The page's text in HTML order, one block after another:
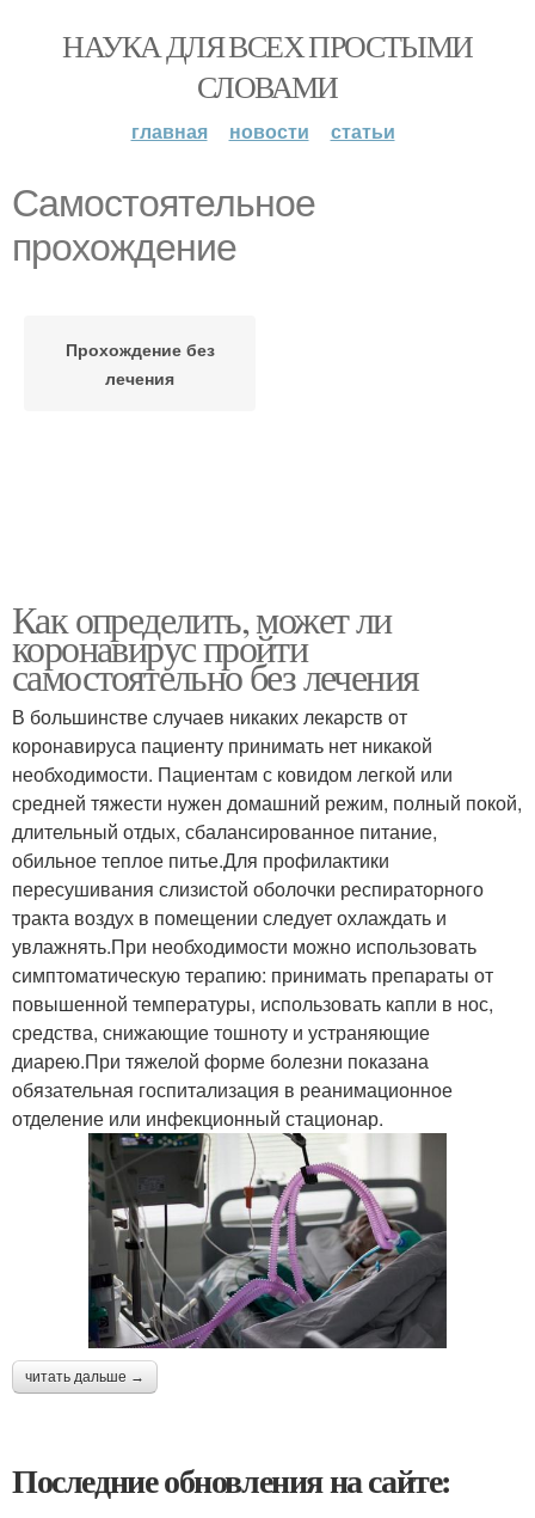
НАУКА ДЛЯ ВСЕХ ПРОСТЫМИ
СЛОВАМИ
главная новости статьи
Самостоятельное
прохождение
Прохождение без
лечения
Как определить, может ли
коронавирус пройти
самостоятельно без лечения
В большинстве случаев никаких лекарств от
коронавируса пациенту принимать нет никакой
необходимости. Пациентам с ковидом легкой или
средней тяжести нужен домашний режим, полный покой,
длительный отдых, сбалансированное питание,
обильное теплое питье.Для профилактики
пересушивания слизистой оболочки респираторного
тракта воздух в помещении следует охлаждать и
увлажнять.При необходимости можно использовать
симптоматическую терапию: принимать препараты от
повышенной температуры, использовать капли в нос,
средства, снижающие тошноту и устраняющие
диарею.При тяжелой форме болезни показана
обязательная госпитализация в реанимационное
отделение или инфекционный стационар.
читать дальше →
Последние обновления на сайте: